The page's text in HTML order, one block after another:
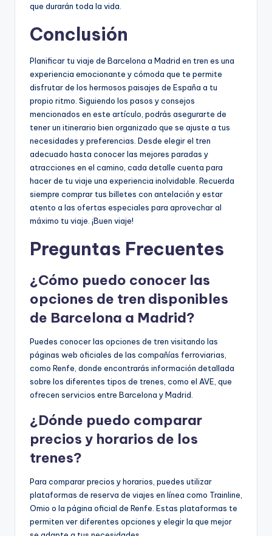
que durarán toda la vida.
Conclusión
Planificar tu viaje de Barcelona a Madrid en tren es una
experiencia emocionante y cómoda que te permite
disfrutar de los hermosos paisajes de España a tu
propio ritmo. Siguiendo los pasos y consejos
mencionados en este artículo, podrás asegurarte de
tener un itinerario bien organizado que se ajuste a tus
necesidades y preferencias. Desde elegir el tren
adecuado hasta conocer las mejores paradas y
atracciones en el camino, cada detalle cuenta para
hacer de tu viaje una experiencia inolvidable. Recuerda
siempre comprar tus billetes con antelación y estar
atento a las ofertas especiales para aprovechar al
máximo tu viaje. ¡Buen viaje!
Preguntas Frecuentes
¿Cómo puedo conocer las
opciones de tren disponibles
de Barcelona a Madrid?
Puedes conocer las opciones de tren visitando las
páginas web oficiales de las compañías ferroviarias,
como Renfe, donde encontrarás información detallada
sobre los diferentes tipos de trenes, como el AVE, que
ofrecen servicios entre Barcelona y Madrid.
¿Dónde puedo comparar
precios y horarios de los
trenes?
Para comparar precios y horarios, puedes utilizar
plataformas de reserva de viajes en línea como Trainline,
Omio o la página oficial de Renfe. Estas plataformas te
permiten ver diferentes opciones y elegir la que mejor